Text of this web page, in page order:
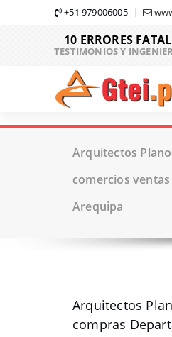
+51 979006005
10 ERRORES
TESTIMONIOS Y
Arquitectos
comercios
Arequipa
Arquitectos
compras